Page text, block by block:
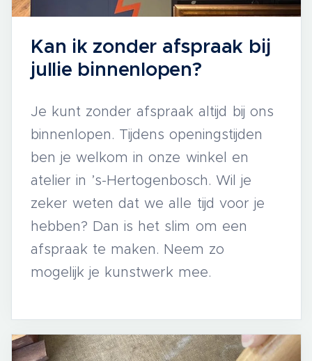
Kan ik zonder afspraak bij
jullie binnenlopen?
Je kunt zonder afspraak altijd bij ons
binnenlopen. Tijdens openingstijden
ben je welkom in onze winkel en
atelier in ’s-Hertogenbosch. Wil je
zeker weten dat we alle tijd voor je
hebben? Dan is het slim om een
afspraak te maken. Neem zo
mogelijk je kunstwerk mee.